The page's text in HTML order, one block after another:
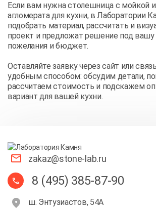
Если вам нужна столешница с мойкой
агломерата для кухни, в Лаборатории
подобрать материал, рассчитать и
проект и предложат решение под вашу
пожелания и бюджет.
Оставляйте заявку через сайт или
удобным способом: обсудим детали,
рассчитаем стоимость и подскажем
вариант для вашей кухни.
zakaz@stone-lab.ru
8 (495) 385-87-90
ш. Энтузиастов, 54А